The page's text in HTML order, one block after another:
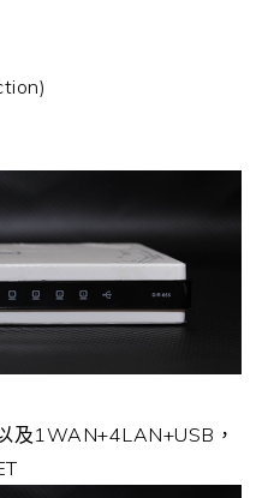
及1WAN+4LAN+USB，